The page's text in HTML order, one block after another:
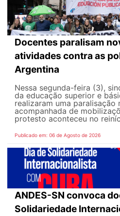
Docentes paralisam
atividades contra as
Argentina
Nessa segunda-feira (3),
da educação superior e
realizaram uma paralisação
acompanhada de
protesto aconteceu no
Publicado em: 06 de Agosto de 2026
ANDES-SN convoca
Solidariedade